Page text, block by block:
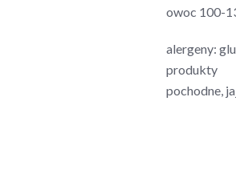
owoc 100-
alergeny:
produkty
pochodne,